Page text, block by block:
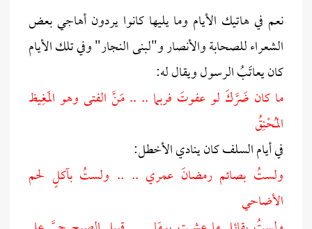
نعم في هاتيك الأيام وما يليها كانوا يردون أهاجي بعض
الشعراء للصحابة والأنصار و"لبنى النجار" وفي تلك الأيام
كان يعاتَبُ الرسول ويقال له:
ما كان ضَرَّكَ لو عفوتَ فربما .. .. مَنَّ الفتى وهو المَغِيظ
المُحْنِقُ
في أيام السلف كان ينادي الأخطل:
ولستُ بصائم رمضانَ عمري .. .. ولستُ بآكلٍ لحم
الأضاحي